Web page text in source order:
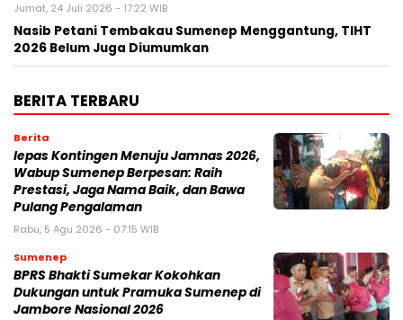
Jumat, 24 Juli 2026 - 17:22 WIB
Nasib Petani Tembakau Sumenep Menggantung, TIHT
2026 Belum Juga Diumumkan
BERITA TERBARU
Berita
lepas Kontingen Menuju Jamnas 2026,
Wabup Sumenep Berpesan: Raih
Prestasi, Jaga Nama Baik, dan Bawa
Pulang Pengalaman
Rabu, 5 Agu 2026 - 07:15 WIB
Sumenep
BPRS Bhakti Sumekar Kokohkan
Dukungan untuk Pramuka Sumenep di
Jambore Nasional 2026